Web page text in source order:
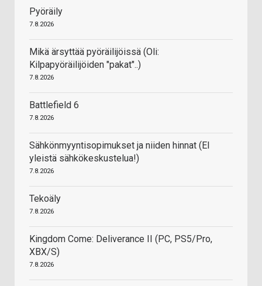
Pyöräily
7.8.2026
Mikä ärsyttää pyöräilijöissä (Oli:
Kilpapyöräilijöiden "pakat"..)
7.8.2026
Battlefield 6
7.8.2026
Sähkönmyyntisopimukset ja niiden hinnat (EI
yleistä sähkökeskustelua!)
7.8.2026
Tekoäly
7.8.2026
Kingdom Come: Deliverance II (PC, PS5/Pro,
XBX/S)
7.8.2026